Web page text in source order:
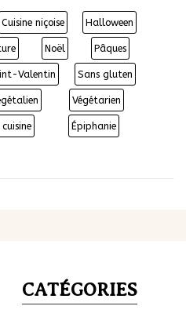
Cuisine niçoise Halloween
Noël Pâques
Valentin Sans gluten
Végétarien
Épiphanie
CATÉGORIES